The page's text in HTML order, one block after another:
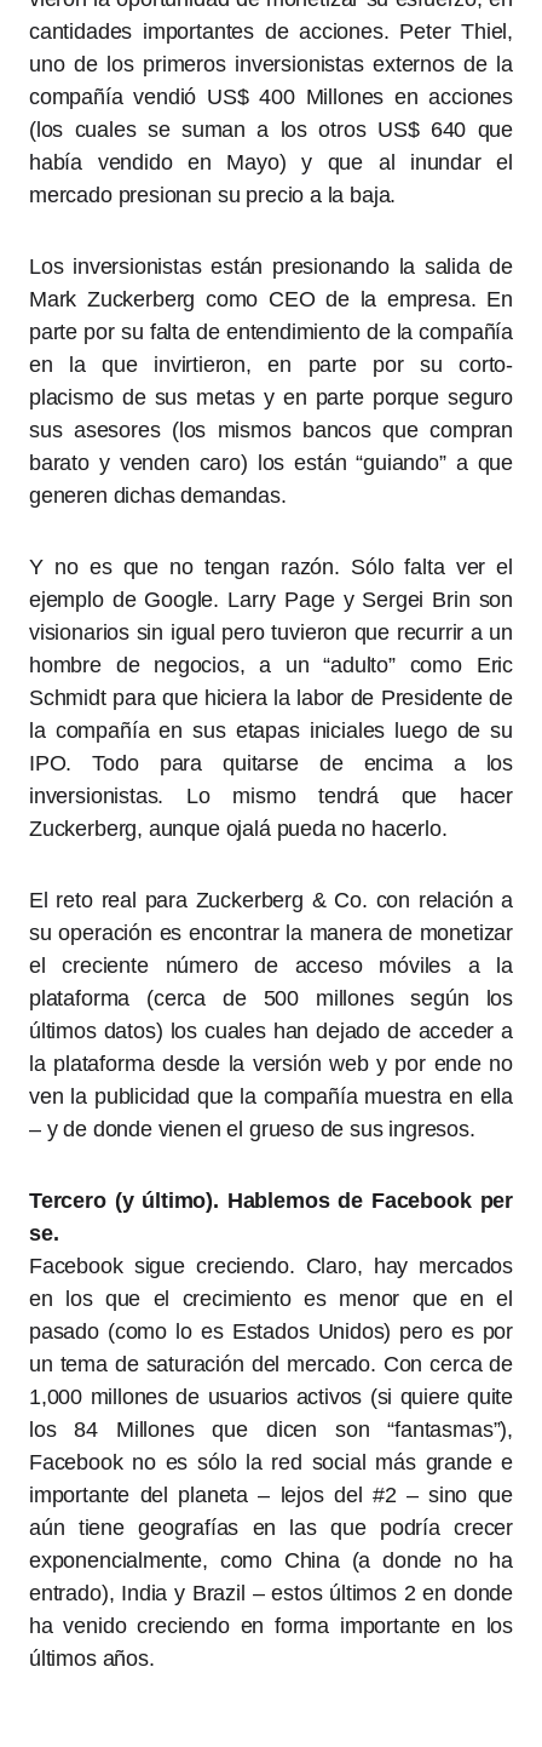
cantidades importantes de acciones. Peter Thiel,
uno de los primeros inversionistas externos de la
compañía vendió US$ 400 Millones en acciones
(los cuales se suman a los otros US$ 640 que
había vendido en Mayo) y que al inundar el
mercado presionan su precio a la baja.
Los inversionistas están presionando la salida de
Mark Zuckerberg como CEO de la empresa. En
parte por su falta de entendimiento de la compañía
en la que invirtieron, en parte por su corto-
placismo de sus metas y en parte porque seguro
sus asesores (los mismos bancos que compran
barato y venden caro) los están “guiando” a que
generen dichas demandas.
Y no es que no tengan razón. Sólo falta ver el
ejemplo de Google. Larry Page y Sergei Brin son
visionarios sin igual pero tuvieron que recurrir a un
hombre de negocios, a un “adulto” como Eric
Schmidt para que hiciera la labor de Presidente de
la compañía en sus etapas iniciales luego de su
IPO. Todo para quitarse de encima a los
inversionistas. Lo mismo tendrá que hacer
Zuckerberg, aunque ojalá pueda no hacerlo.
El reto real para Zuckerberg & Co. con relación a
su operación es encontrar la manera de monetizar
el creciente número de acceso móviles a la
plataforma (cerca de 500 millones según los
últimos datos) los cuales han dejado de acceder a
la plataforma desde la versión web y por ende no
ven la publicidad que la compañía muestra en ella
– y de donde vienen el grueso de sus ingresos.
Tercero (y último). Hablemos de Facebook per
se.
Facebook sigue creciendo. Claro, hay mercados
en los que el crecimiento es menor que en el
pasado (como lo es Estados Unidos) pero es por
un tema de saturación del mercado. Con cerca de
1,000 millones de usuarios activos (si quiere quite
los 84 Millones que dicen son “fantasmas”),
Facebook no es sólo la red social más grande e
importante del planeta – lejos del #2 – sino que
aún tiene geografías en las que podría crecer
exponencialmente, como China (a donde no ha
entrado), India y Brazil – estos últimos 2 en donde
ha venido creciendo en forma importante en los
últimos años.